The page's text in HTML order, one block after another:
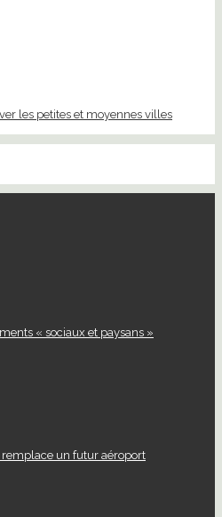
les petites et moyennes villes
« sociaux et paysans »
un futur aéroport